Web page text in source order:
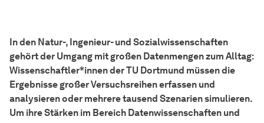
In den Natur-, Ingenieur- und Sozialwissenschaften
gehört der Umgang mit großen Datenmengen zum Alltag:
Wissenschaftler*innen der TU Dortmund müssen die
Ergebnisse großer Versuchsreihen erfassen und
analysieren oder mehrere tausend Szenarien simulieren.
Um ihre Stärken im Bereich Datenwissenschaften und